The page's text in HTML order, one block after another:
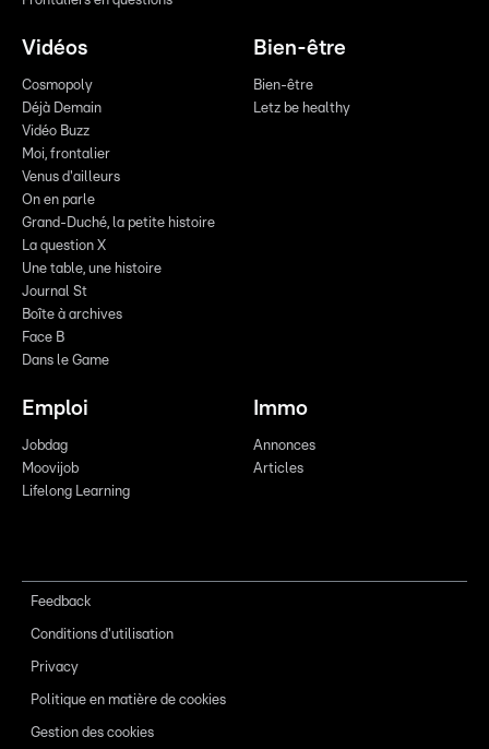
Vidéos
Cosmopoly
Déjà Demain
Vidéo Buzz
Moi, frontalier
Venus d'ailleurs
On en parle
Grand-Duché, la petite histoire
La question X
Une table, une histoire
Journal St
Boîte à archives
Face B
Dans le Game
Bien-être
Bien-être
Letz be healthy
Emploi
Jobdag
Moovijob
Lifelong Learning
Immo
Annonces
Articles
Feedback
Conditions d'utilisation
Privacy
Politique en matière de cookies
Gestion des cookies